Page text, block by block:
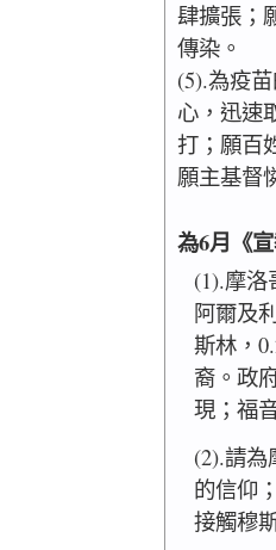
肆擴張；
傳染。
(5).為疫
心，迅速
打；願百
願主基督
為6月《
(1).摩
阿爾及
斯林，
裔。政
現；福
(2).請
的信仰
接觸穆